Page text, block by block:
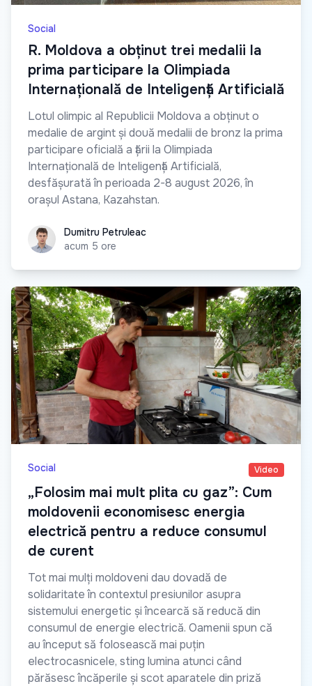
Social
R. Moldova a obținut trei medalii la
prima participare la Olimpiada
Internațională de Inteligență Artificială
Lotul olimpic al Republicii Moldova a obținut o
medalie de argint și două medalii de bronz la prima
participare oficială a țării la Olimpiada
Internațională de Inteligență Artificială,
desfășurată în perioada 2-8 august 2026, în
orașul Astana, Kazahstan.
Dumitru Petruleac
Dumitru Petruleac
acum 5 ore
Social Video
„Folosim mai mult plita cu gaz”: Cum
moldovenii economisesc energia
electrică pentru a reduce consumul
de curent
Tot mai mulți moldoveni dau dovadă de
solidaritate în contextul presiunilor asupra
sistemului energetic și încearcă să reducă din
consumul de energie electrică. Oamenii spun că
au început să folosească mai puțin
electrocasnicele, sting lumina atunci când
părăsesc încăperile și scot aparatele din priză